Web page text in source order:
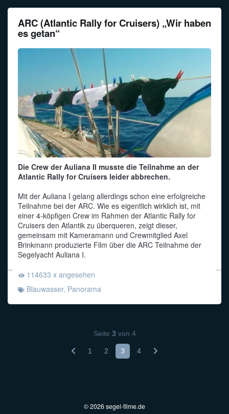
ARC (Atlantic Rally for Cruisers) „Wir haben
es getan“
Die Crew der Auliana II musste die Teilnahme an der
Atlantic Rally for Cruisers leider abbrechen.
Mit der Auliana I gelang allerdings schon eine erfolgreiche
Teilnahme bei der ARC. Wie es eigentlich wirklich ist, mit
einer 4-köpfigen Crew im Rahmen der Atlantic Rally for
Cruisers den Atlantik zu überqueren, zeigt dieser,
gemeinsam mit Kameramann und Crewmitglied Axel
Brinkmann produzierte Film über die ARC Teilnahme der
Segelyacht Auliana I.
114633 x angesehen
Blauwasser, Panorama
Seite 3 von 4
1 2 3 4
© 2026 segel-filme.de